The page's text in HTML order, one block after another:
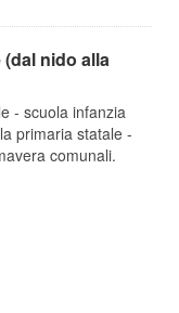
nido alla
- scuola infanzia
primaria statale -
comunali.